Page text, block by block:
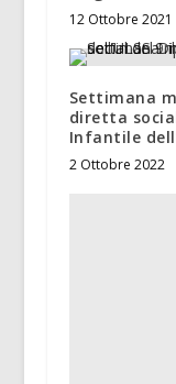
12 Ottobre 2021
Settimana
diretta
Infantile
2 Ottobre 2022